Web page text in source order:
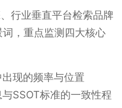
行业垂直平台检索品牌
，重点监测四大核心
出现的频率与位置
与SSOT标准的一致性程